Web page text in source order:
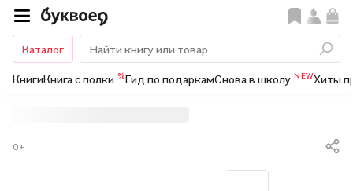
Каталог
КнигиКнига с полки %Гид по подаркамСнова в школу NEWХиты
0+